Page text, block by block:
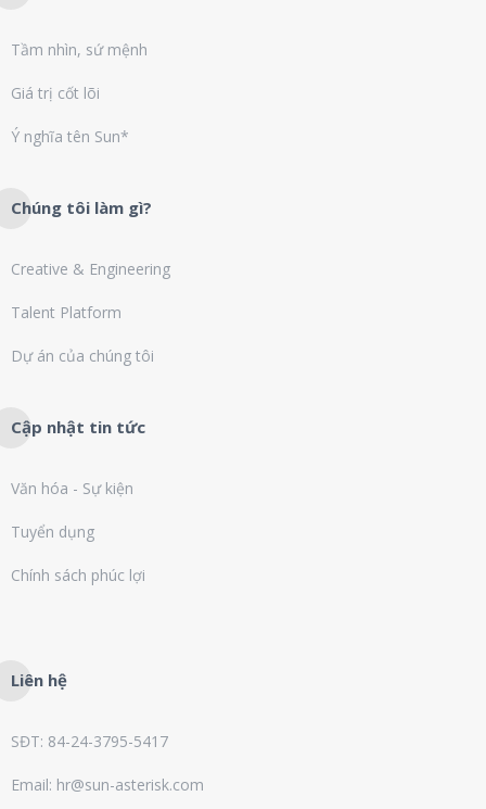
Tầm nhìn, sứ mệnh
Giá trị cốt lõi
Ý nghĩa tên Sun*
Chúng tôi làm gì?
Creative & Engineering
Talent Platform
Dự án của chúng tôi
Cập nhật tin tức
Văn hóa - Sự kiện
Tuyển dụng
Chính sách phúc lợi
Liên hệ
SĐT: 84-24-3795-5417
Email: hr@sun-asterisk.com